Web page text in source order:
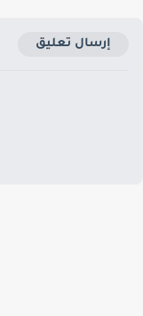
إرسال تعليق